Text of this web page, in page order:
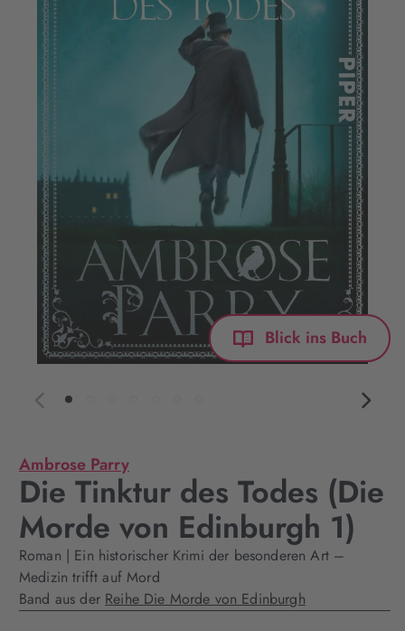
Blick ins Buch
Ambrose Parry
Die Tinktur des Todes (Die
Morde von Edinburgh 1)
Roman | Ein historischer Krimi der besonderen Art –
Medizin trifft auf Mord
Band aus der Reihe Die Morde von Edinburgh